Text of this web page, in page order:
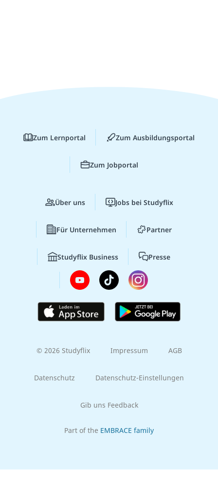
Zum Lernportal Zum Ausbildungsportal
Zum Jobportal
Über uns Jobs bei Studyflix
Für Unternehmen Partner
Studyflix Business Presse
© 2026 Studyflix Impressum AGB
Datenschutz Datenschutz-Einstellungen
Gib uns Feedback
Part of the EMBRACE family